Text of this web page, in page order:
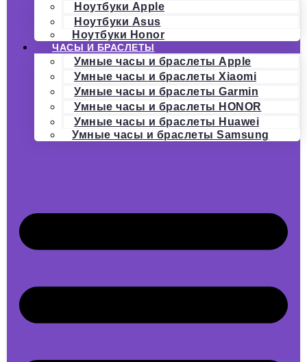
Ноутбуки Apple
Ноутбуки Asus
Ноутбуки Honor
ЧАСЫ И БРАСЛЕТЫ
Умные часы и браслеты Apple
Умные часы и браслеты Xiaomi
Умные часы и браслеты Garmin
Умные часы и браслеты HONOR
Умные часы и браслеты Huawei
Умные часы и браслеты Samsung